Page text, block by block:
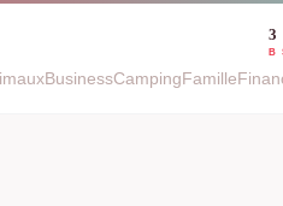
BusinessCampingFamille